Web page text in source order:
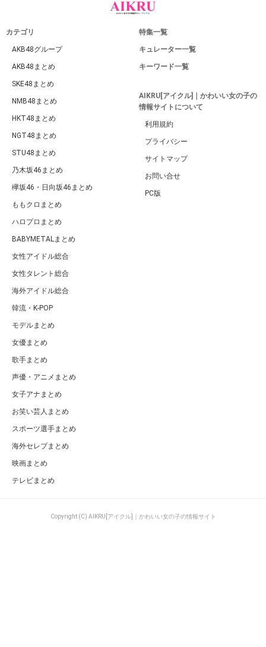
カテゴリ
AKB48グループ
AKB48まとめ
SKE48まとめ
NMB48まとめ
HKT48まとめ
NGT48まとめ
STU48まとめ
乃木坂46まとめ
欅坂46・日向坂46まとめ
ももクロまとめ
ハロプロまとめ
BABYMETALまとめ
女性アイドル総合
女性タレント総合
海外アイドル総合
韓流・K-POP
モデルまとめ
女優まとめ
歌手まとめ
声優・アニメまとめ
女子アナまとめ
お笑い芸人まとめ
スポーツ選手まとめ
海外セレブまとめ
映画まとめ
テレビまとめ
特集一覧
キュレーター一覧
キーワード一覧
AIKRU[アイクル]｜かわいい女の子の
情報サイトについて
利用規約
プライバシー
サイトマップ
お問い合せ
PC版
Copyright (C) AIKRU[アイクル]｜かわいい女の子の情報サイト